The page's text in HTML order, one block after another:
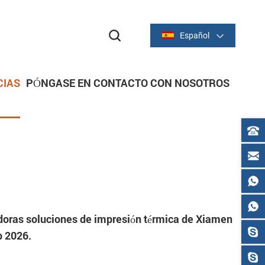
Español
PÓNGASE EN CONTACTO CON NOSOTROS
soluciones de impresión térmica de Xiamen
2026.